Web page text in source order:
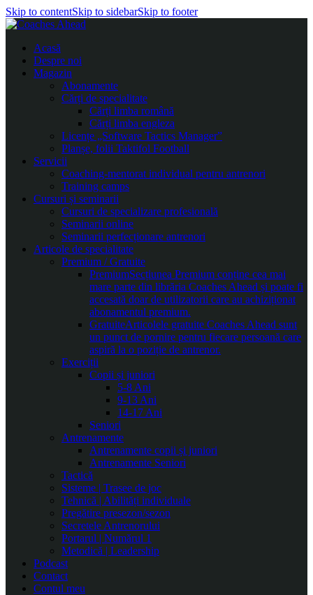
Skip to contentSkip to sidebarSkip to footer
Acasă
Despre noi
Magazin
Abonamente
Cărți de specialitate
Cărți limba română
Cărți limba engleza
Licențe „Software Tactics Manager”
Planșe, folii Taktifol Football
Servicii
Coaching-mentorat individual pentru antrenori
Training camps
Cursuri și seminarii
Cursuri de specializare profesională
Seminarii online
Seminarii perfecționare antrenori
Articole de specialitate
Premium / Gratuite
PremiumSecțiunea Premium conține cea mai
mare parte din librăria Coaches Ahead și poate fi
accesată doar de utilizatorii care au achiziționat
abonamentul premium.
GratuiteArticolele gratuite Coaches Ahead sunt
un punct de pornire pentru fiecare persoană care
aspiră la o poziție de antrenor.
Exerciții
Copii și juniori
5-8 Ani
9-13 Ani
14-17 Ani
Seniori
Antrenamente
Antrenamente copii și juniori
Antrenamente Seniori
Tactică
Sisteme | Trasee de joc
Tehnică | Abilități individuale
Pregătire presezon/sezon
Secretele Antrenorului
Portarul | Numărul 1
Metodică | Leadership
Podcast
Contact
Contul meu